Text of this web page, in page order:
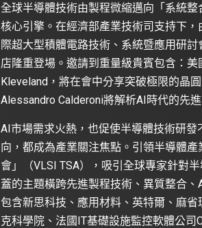
全球半導體技術由製程微縮邁向「系統
核心引擎。在經濟部產業技術司支持下
際超大型積體電路技術、系統暨應用研
店隆重登場。邀請到重量級貴賓包含：
Kleveland，將在會中分享突破極限的晶
Alessandro Calderoni將解析AI時代的先
AI市場需求火熱，也促使半導體技術研
向，都成為產業關注焦點。引領半導體
會」（VLSI TSA），吸引全球專家針對
蓋的主題橫跨先進製程技術、異質整合
包含新思科技、應用材料、英特爾、麻
克科學院、法國IT基礎設施監控軟體公司